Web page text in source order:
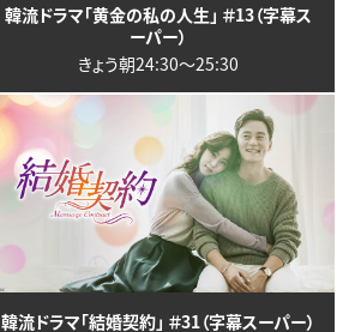
韓流ドラマ「黄金の私の人生」 ＃13（字幕ス
ーパー）
きょう朝24:30〜25:30
韓流ドラマ「結婚契約」 ＃31（字幕スーパー）